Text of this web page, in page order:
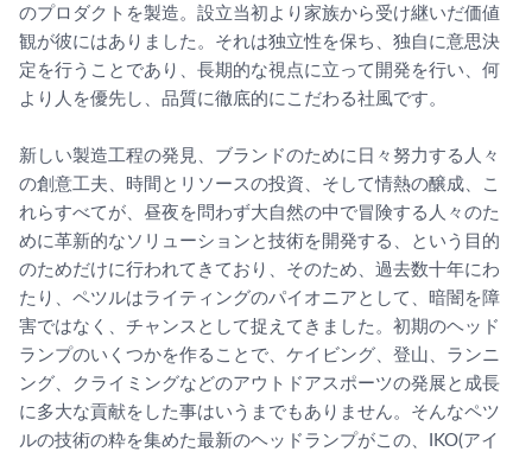
のプロダクトを製造。設立当初より家族から受け継いだ価値
観が彼にはありました。それは独立性を保ち、独自に意思決
定を行うことであり、長期的な視点に立って開発を行い、何
より人を優先し、品質に徹底的にこだわる社風です。
新しい製造工程の発見、ブランドのために日々努力する人々
の創意工夫、時間とリソースの投資、そして情熱の醸成、こ
れらすべてが、昼夜を問わず大自然の中で冒険する人々のた
めに革新的なソリューションと技術を開発する、という目的
のためだけに行われてきており、そのため、過去数十年にわ
たり、ペツルはライティングのパイオニアとして、暗闇を障
害ではなく、チャンスとして捉えてきました。初期のヘッド
ランプのいくつかを作ることで、ケイビング、登山、ランニ
ング、クライミングなどのアウトドアスポーツの発展と成長
に多大な貢献をした事はいうまでもありません。そんなペツ
ルの技術の粋を集めた最新のヘッドランプがこの、IKO(アイ